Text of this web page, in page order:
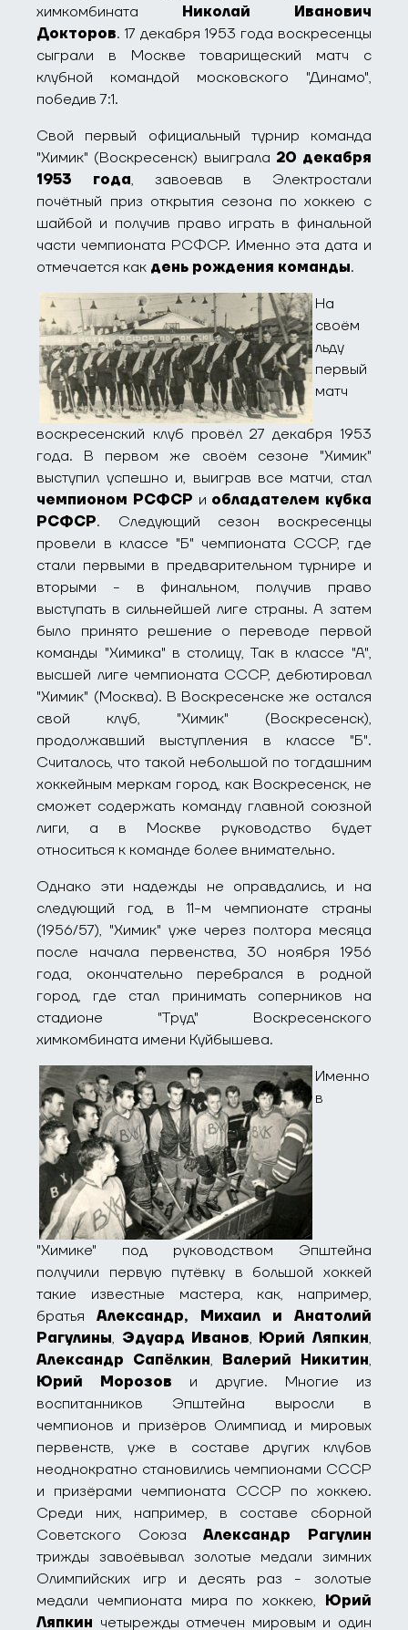
химкомбината Николай Иванович
Докторов. 17 декабря 1953 года воскресенцы
сыграли в Москве товарищеский матч с
клубной командой московского "Динамо",
победив 7:1.
Свой первый официальный турнир команда
"Химик" (Воскресенск) выиграла 20 декабря
1953 года, завоевав в Электростали
почётный приз открытия сезона по хоккею с
шайбой и получив право играть в финальной
части чемпионата РСФСР. Именно эта дата и
отмечается как день рождения команды.
На
своём
льду
первый
матч
воскресенский клуб провёл 27 декабря 1953
года. В первом же своём сезоне "Химик"
выступил успешно и, выиграв все матчи, стал
чемпионом РСФСР и обладателем кубка
РСФСР. Следующий сезон воскресенцы
провели в классе "Б" чемпионата СССР, где
стали первыми в предварительном турнире и
вторыми - в финальном, получив право
выступать в сильнейшей лиге страны. А затем
было принято решение о переводе первой
команды "Химика" в столицу, Так в классе "А",
высшей лиге чемпионата СССР, дебютировал
"Химик" (Москва). В Воскресенске же остался
свой клуб, "Химик" (Воскресенск),
продолжавший выступления в классе "Б".
Считалось, что такой небольшой по тогдашним
хоккейным меркам город, как Воскресенск, не
сможет содержать команду главной союзной
лиги, а в Москве руководство будет
относиться к команде более внимательно.
Однако эти надежды не оправдались, и на
следующий год, в 11-м чемпионате страны
(1956/57), "Химик" уже через полтора месяца
после начала первенства, 30 ноября 1956
года, окончательно перебрался в родной
город, где стал принимать соперников на
стадионе "Труд" Воскресенского
химкомбината имени Куйбышева.
Именно
в
"Химике" под руководством Эпштейна
получили первую путёвку в большой хоккей
такие известные мастера, как, например,
братьяАлександр, Михаил и Анатолий
Рагулины, Эдуард Иванов, Юрий Ляпкин,
Александр Сапёлкин, Валерий Никитин,
Юрий Морозов и другие. Многие из
воспитанников Эпштейна выросли в
чемпионов и призёров Олимпиад и мировых
первенств, уже в составе других клубов
неоднократно становились чемпионами СССР
и призёрами чемпионата СССР по хоккею.
Среди них, например, в составе сборной
Советского СоюзаАлександр Рагулин
трижды завоёвывал золотые медали зимних
Олимпийских игр и десять раз - золотые
медали чемпионата мира по хоккею, Юрий
Ляпкин четырежды отмечен мировым и один